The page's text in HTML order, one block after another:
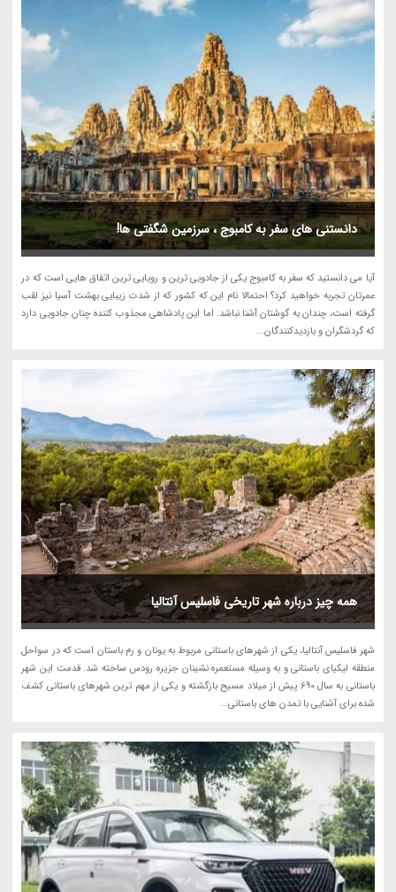
دانستنی های سفر به کامبوج ، سرزمین شگفتی ها!
آیا می دانستید که سفر به کامبوج یکی از جادویی ترین و رویایی ترین اتفاق هایی است که در
عمرتان تجربه خواهید کرد؟ احتمالا نام این که کشور که از شدت زیبایی بهشت آسیا نیز لقب
گرفته است، چندان به گوشتان آشنا نباشد. اما این پادشاهی مجذوب کننده چنان جادویی دارد
که گردشگران و بازدیدکنندگان...
همه چیز درباره شهر تاریخی فاسلیس آنتالیا
شهر فاسلیس آنتالیا، یکی از شهرهای باستانی مربوط به یونان و رم باستان است که در سواحل
منطقه لیکیای باستانی و به وسیله مستعمره نشینان جزیره رودس ساخته شد. قدمت این شهر
باستانی به سال 690 پیش از میلاد مسیح بازگشته و یکی از مهم ترین شهرهای باستانی کشف
شده برای آشنایی با تمدن های باستانی...